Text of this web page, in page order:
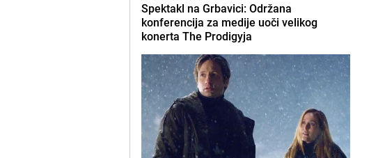
Spektakl na Grbavici: Održana
konferencija za medije uoči velikog
konerta The Prodigyja